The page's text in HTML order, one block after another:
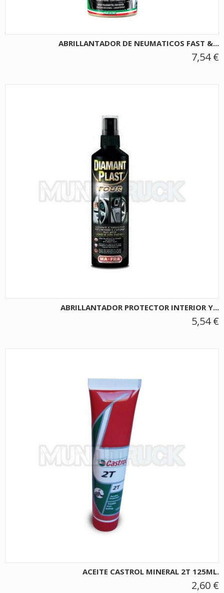
ABRILLANTADOR DE NEUMATICOS FAST &...
7,54 €
ABRILLANTADOR PROTECTOR INTERIOR Y...
5,54 €
ACEITE CASTROL MINERAL 2T 125ML.
2,60 €